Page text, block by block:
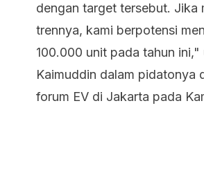
dengan target tersebut. Jika
trennya, kami berpotensi
100.000 unit pada tahun ini,"
Kaimuddin dalam pidatonya
forum EV di Jakarta pada